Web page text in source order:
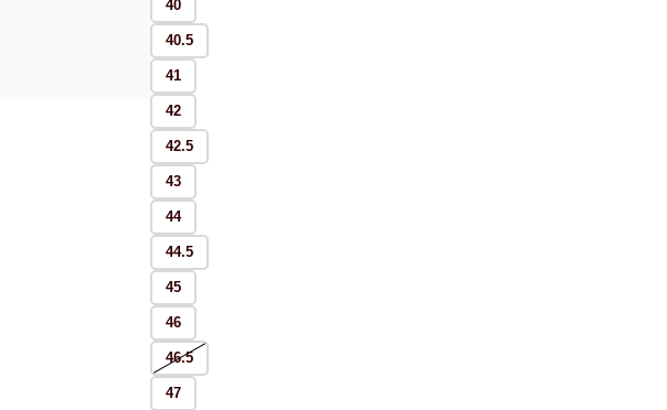
40
40.5
41
42
42.5
43
44
44.5
45
46
46.5
47